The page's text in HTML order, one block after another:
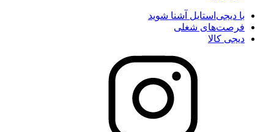
با دیجی‌استایل آشنا شوید
فرصت‌های شغلی
دیجی کالا